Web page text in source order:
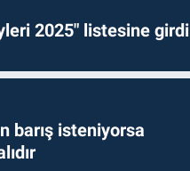
2025" listesine girdi
barış isteniyorsa